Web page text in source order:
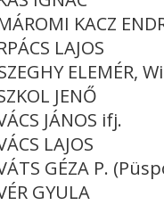
KACZ
LAJOS
ELEMÉR,
JENŐ
JÁNOS ifj.
LAJOS
GÉZA P.
GYULA